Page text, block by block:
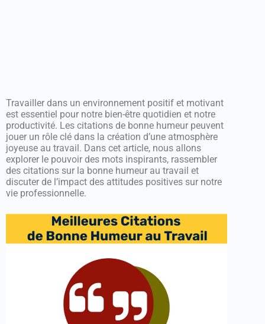
Travailler dans un environnement positif et motivant
est essentiel pour notre bien-être quotidien et notre
productivité. Les citations de bonne humeur peuvent
jouer un rôle clé dans la création d’une atmosphère
joyeuse au travail. Dans cet article, nous allons
explorer le pouvoir des mots inspirants, rassembler
des citations sur la bonne humeur au travail et
discuter de l’impact des attitudes positives sur notre
vie professionnelle.